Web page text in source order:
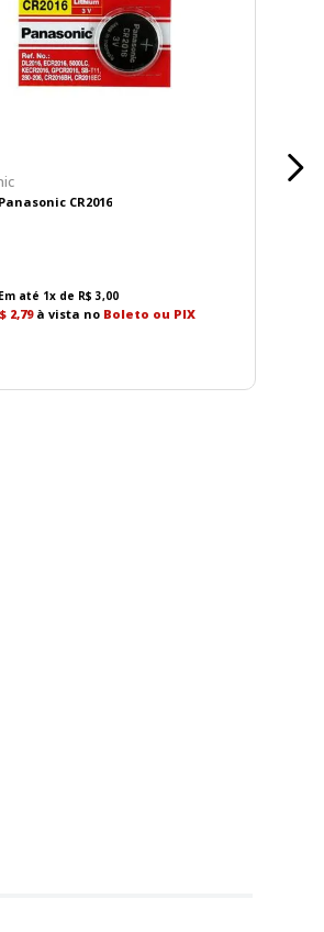
dispositivos. Ao escolher a
CR2016
Em até 1x de R$ 3,00
2,79à vista no Boleto ou PIX